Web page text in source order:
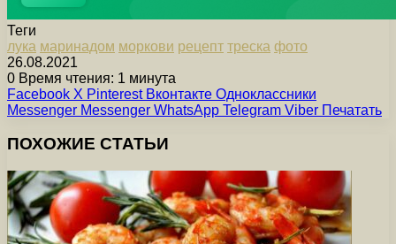
Теги
лука маринадом моркови рецепт треска фото
26.08.2021
0 Время чтения: 1 минута
Facebook X Pinterest Вконтакте Одноклассники
Messenger Messenger WhatsApp Telegram Viber Печатать
ПОХОЖИЕ СТАТЬИ